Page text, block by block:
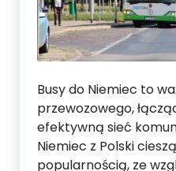
Busy do Niemiec to
przewozowego,
efektywną sieć
Niemiec z Polski
popularnością, ze